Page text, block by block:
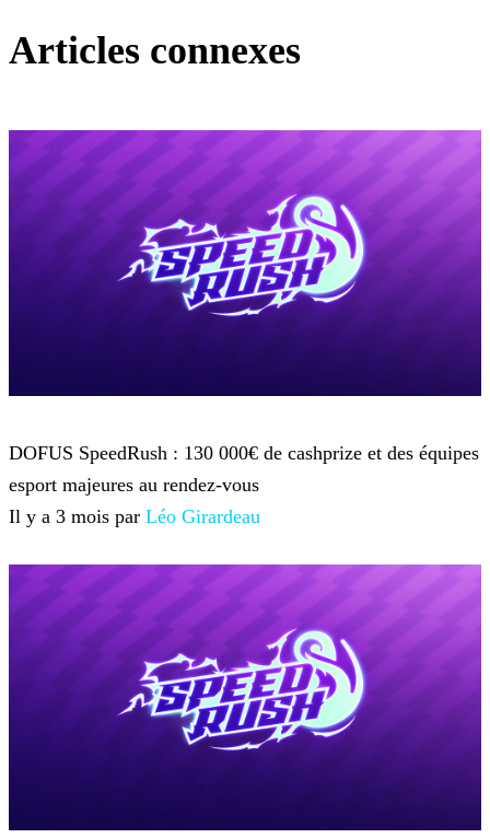
Articles connexes
DOFUS SpeedRush : 130 000€ de cashprize et des équipes
esport majeures au rendez-vous
Il y a 3 mois par Léo Girardeau